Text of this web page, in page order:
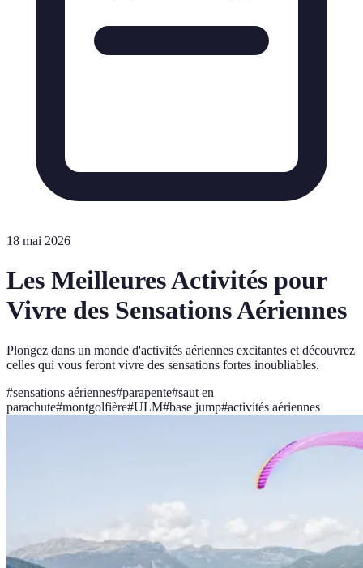
18 mai 2026
Les Meilleures Activités pour
Vivre des Sensations Aériennes
Plongez dans un monde d'activités aériennes excitantes et découvrez
celles qui vous feront vivre des sensations fortes inoubliables.
#sensations aériennes#parapente#saut en
parachute#montgolfière#ULM#base jump#activités aériennes